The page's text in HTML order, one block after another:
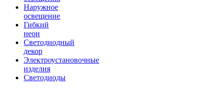
Наружное
освещение
Гибкий
неон
Светодиодный
декор
Электроустановочные
изделия
Светодиоды